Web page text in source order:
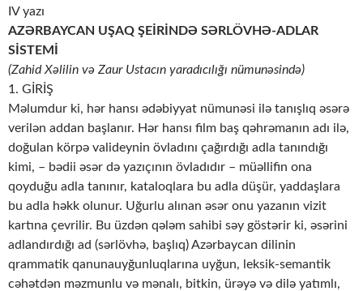
IV yazı
AZƏRBAYCAN UŞAQ ŞEİRİNDƏ SƏRLÖVHƏ-ADLAR
SİSTEMİ
(Zahid Xəlilin və Zaur Ustacın yaradıcılığı nümunəsində)
1. GİRİŞ
Məlumdur ki, hər hansı ədəbiyyat nümunəsi ilə tanışlıq əsərə
verilən addan başlanır. Hər hansı film baş qəhrəmanın adı ilə,
doğulan körpə valideynin övladını çağırdığı adla tanındığı
kimi, – bədii əsər də yazıçının övladıdır – müəllifin ona
qoyduğu adla tanınır, kataloqlara bu adla düşür, yaddaşlara
bu adla həkk olunur. Uğurlu alınan əsər onu yazanın vizit
kartına çevrilir. Bu üzdən qələm sahibi səy göstərir ki, əsərini
adlandırdığı ad (sərlövhə, başlıq) Azərbaycan dilinin
qrammatik qanunauyğunluqlarına uyğun, leksik-semantik
cəhətdən məzmunlu və mənalı, bitkin, ürəyə və dilə yatımlı,